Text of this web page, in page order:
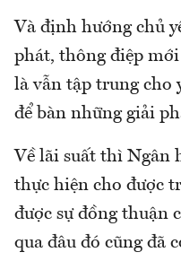
Và định hướng chủ
phát, thông điệp
là vẫn tập trung cho
để bàn những giải
Về lãi suất thì Ngân
thực hiện cho được
được sự đồng thuận
qua đâu đó cũng đã